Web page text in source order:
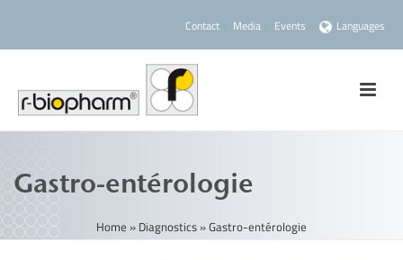
Contact Media Events Languages
Gastro-entérologie
Home » Diagnostics »Gastro-entérologie